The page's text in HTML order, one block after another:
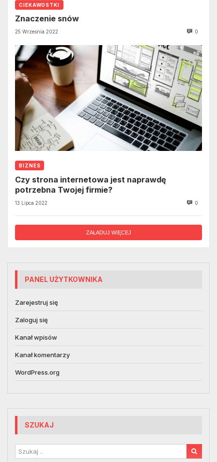
CIEKAWOSTKI
Znaczenie snów
25 Września 2022 0
BIZNES
Czy strona internetowa jest naprawdę
potrzebna Twojej firmie?
13 Lipca 2022 0
ZAŁADUJ WIĘCEJ
PANEL UŻYTKOWNIKA
Zarejestruj się
Zaloguj się
Kanał wpisów
Kanał komentarzy
WordPress.org
SZUKAJ